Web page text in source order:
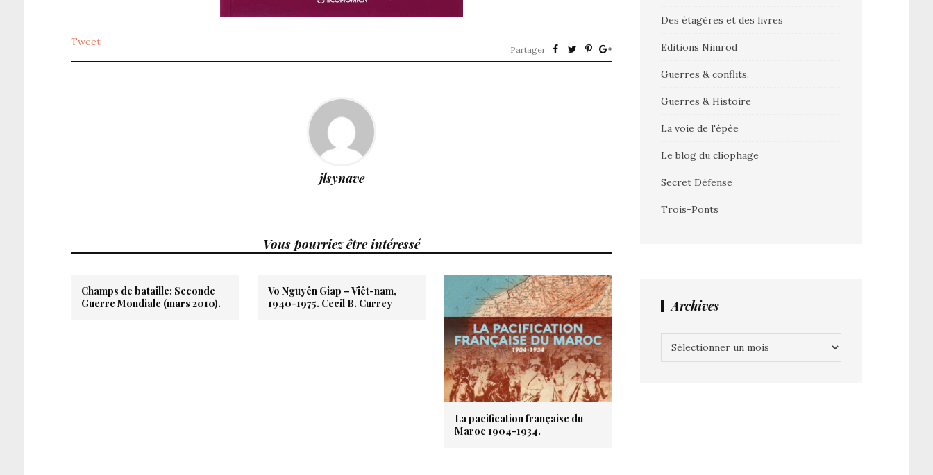
Tweet
Partager
jlsynave
Vous pourriez être intéressé
Champs de bataille: Seconde
Guerre Mondiale (mars 2010).
Vo Nguyên Giap – Viêt-nam,
1940-1975. Cecil B. Currey
La pacification française du
Maroc 1904-1934.
Des étagères et des livres
Editions Nimrod
Guerres & conflits.
Guerres & Histoire
La voie de l'épée
Le blog du cliophage
Secret Défense
Trois-Ponts
Archives